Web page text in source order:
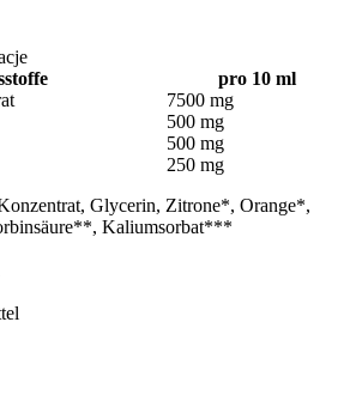
pro 10 ml
7500 mg
500 mg
500 mg
250 mg
Glycerin, Zitrone*, Orange*,
Kaliumsorbat***